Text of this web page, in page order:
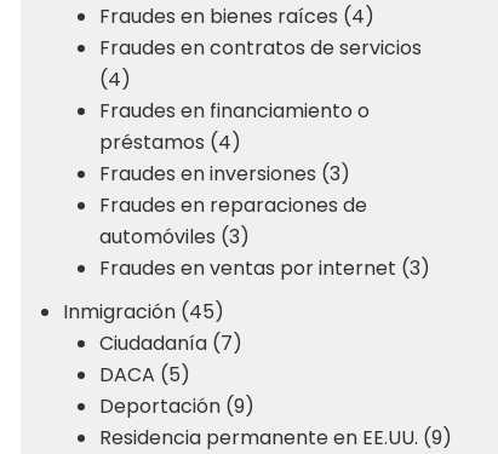
Fraudes en bienes raíces (4)
Fraudes en contratos de servicios
(4)
Fraudes en financiamiento o
préstamos (4)
Fraudes en inversiones (3)
Fraudes en reparaciones de
automóviles (3)
Fraudes en ventas por internet (3)
Inmigración (45)
Ciudadanía (7)
DACA (5)
Deportación (9)
Residencia permanente en EE.UU. (9)